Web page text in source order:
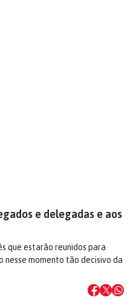
e delegadas e aos
que estarão reunidos para
nesse momento tão decisivo da